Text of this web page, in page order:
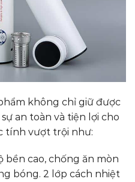
không chỉ giữ được
an toàn và tiện lợi cho
tính vượt trội như:
bền cao, chống ăn mòn
bóng. 2 lớp cách nhiệt